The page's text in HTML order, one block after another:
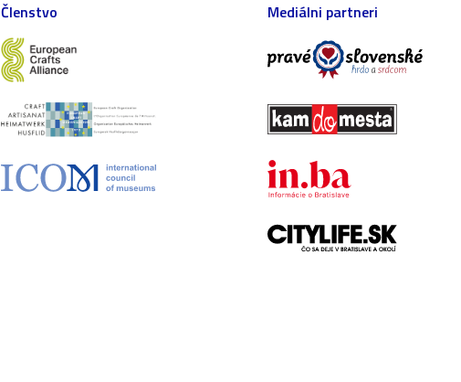
Členstvo Mediálni partneri